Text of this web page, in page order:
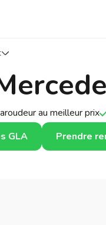
au meilleur prix
GLA
Prendre